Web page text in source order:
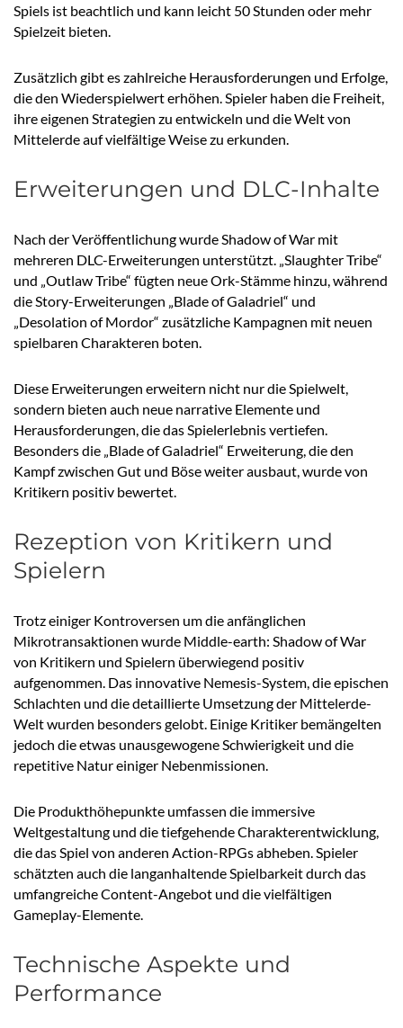
Spiels ist beachtlich und kann leicht 50 Stunden oder mehr
Spielzeit bieten.
Zusätzlich gibt es zahlreiche Herausforderungen und Erfolge,
die den Wiederspielwert erhöhen. Spieler haben die Freiheit,
ihre eigenen Strategien zu entwickeln und die Welt von
Mittelerde auf vielfältige Weise zu erkunden.
Erweiterungen und DLC-Inhalte
Nach der Veröffentlichung wurde Shadow of War mit
mehreren DLC-Erweiterungen unterstützt. „Slaughter Tribe“
und „Outlaw Tribe“ fügten neue Ork-Stämme hinzu, während
die Story-Erweiterungen „Blade of Galadriel“ und
„Desolation of Mordor“ zusätzliche Kampagnen mit neuen
spielbaren Charakteren boten.
Diese Erweiterungen erweitern nicht nur die Spielwelt,
sondern bieten auch neue narrative Elemente und
Herausforderungen, die das Spielerlebnis vertiefen.
Besonders die „Blade of Galadriel“ Erweiterung, die den
Kampf zwischen Gut und Böse weiter ausbaut, wurde von
Kritikern positiv bewertet.
Rezeption von Kritikern und
Spielern
Trotz einiger Kontroversen um die anfänglichen
Mikrotransaktionen wurde Middle-earth: Shadow of War
von Kritikern und Spielern überwiegend positiv
aufgenommen. Das innovative Nemesis-System, die epischen
Schlachten und die detaillierte Umsetzung der Mittelerde-
Welt wurden besonders gelobt. Einige Kritiker bemängelten
jedoch die etwas unausgewogene Schwierigkeit und die
repetitive Natur einiger Nebenmissionen.
Die Produkthöhepunkte umfassen die immersive
Weltgestaltung und die tiefgehende Charakterentwicklung,
die das Spiel von anderen Action-RPGs abheben. Spieler
schätzten auch die langanhaltende Spielbarkeit durch das
umfangreiche Content-Angebot und die vielfältigen
Gameplay-Elemente.
Technische Aspekte und
Performance